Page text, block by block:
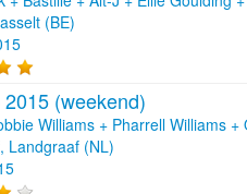
(BE)
(weekend)
Williams + Pharrell Williams
Landgraaf (NL)